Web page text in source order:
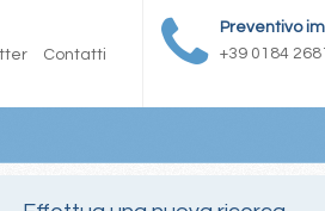
Preventivo
+39 0184
Contatti